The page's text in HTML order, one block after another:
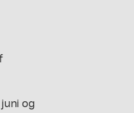
og